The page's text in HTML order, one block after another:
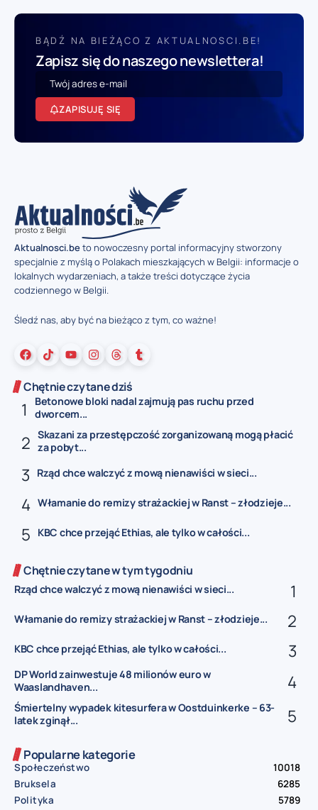
BĄDŹ NA BIEŻĄCO Z AKTUALNOSCI.BE!
Zapisz się do naszego newslettera!
ZAPISUJĘ SIĘ
Aktualnosci.beto nowoczesny portal informacyjny stworzony
specjalnie z myślą o Polakach mieszkających w Belgii: informacje o
lokalnych wydarzeniach, a także treści dotyczące życia
codziennego w Belgii.
Śledź nas, aby być na bieżąco z tym, co ważne!
Chętnie czytane dziś
Betonowe bloki nadal zajmują pas ruchu przed
dworcem...
Skazani za przestępczość zorganizowaną mogą płacić
za pobyt...
Rząd chce walczyć z mową nienawiści w sieci...
Włamanie do remizy strażackiej w Ranst – złodzieje...
KBC chce przejąć Ethias, ale tylko w całości...
Chętnie czytane w tym tygodniu
Rząd chce walczyć z mową nienawiści w sieci...
Włamanie do remizy strażackiej w Ranst – złodzieje...
KBC chce przejąć Ethias, ale tylko w całości...
DP World zainwestuje 48 milionów euro w
Waaslandhaven...
Śmiertelny wypadek kitesurfera w Oostduinkerke – 63-
latek zginął...
Popularne kategorie
Społeczeństwo
10018
Bruksela
6285
Polityka
5789